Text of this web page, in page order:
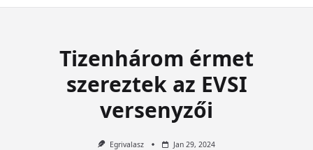
Tizenhárom érmet
szereztek az EVSI
versenyzői
Egrivalasz Jan 29, 2024